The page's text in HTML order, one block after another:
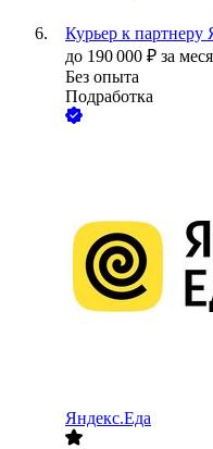
Курьер к партнеру
до 190 000 ₽ за
Без опыта
Подработка
Яндекс.Еда